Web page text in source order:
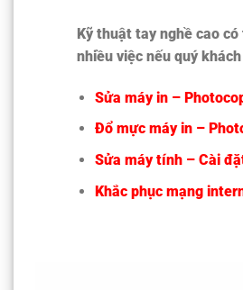
Kỹ thuật tay nghề cao
nhiều việc nếu quý
Sửa máy in –
Đổ mực máy in –
Sửa máy tính – Cài
Khắc phục mạng